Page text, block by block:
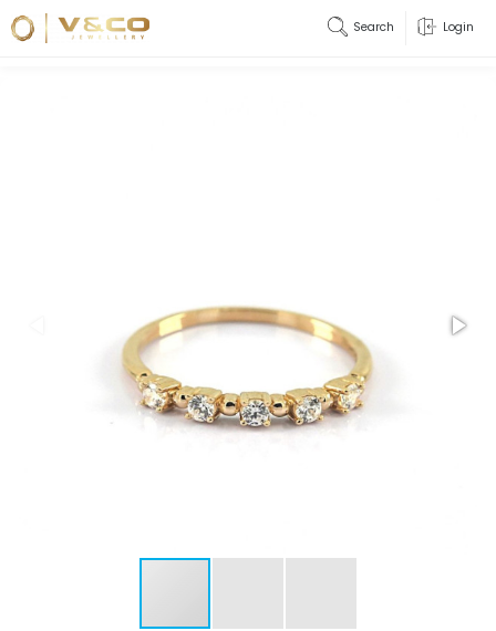
Search Login